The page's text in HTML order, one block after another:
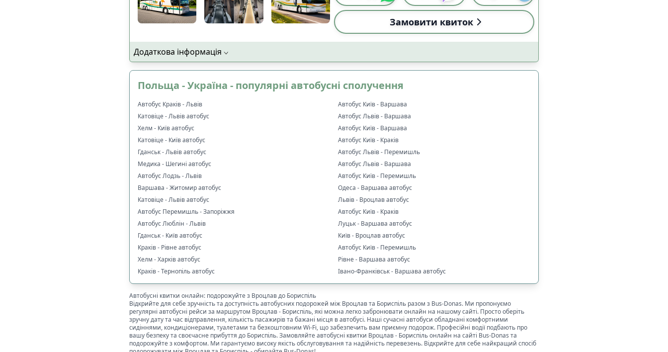
Замовити квиток
Додаткова інформація
Польща - Україна - популярні автобусні сполучення
Автобус Краків - Львів
Катовіце - Львів автобус
Хелм - Київ автобус
Катовіце - Київ автобус
Гданськ - Львів автобус
Медика - Шегині автобус
Автобус Лодзь - Львів
Варшава - Житомир автобус
Катовіце - Львів автобус
Автобус Перемишль - Запоріжжя
Автобус Люблін - Львів
Гданськ - Київ автобус
Краків - Рівне автобус
Хелм - Харків автобус
Краків - Тернопіль автобус
Автобус Київ - Варшава
Автобус Львів - Варшава
Автобус Київ - Варшава
Автобус Київ - Краків
Автобус Львів - Перемишль
Автобус Львів - Варшава
Автобус Київ - Перемишль
Одеса - Варшава автобус
Львів - Вроцлав автобус
Автобус Київ - Краків
Луцьк - Варшава автобус
Київ - Вроцлав автобус
Автобус Київ - Перемишль
Рівне - Варшава автобус
Івано-Франківськ - Варшава автобус
Автобусні квитки онлайн: подорожуйте з Вроцлавдо Бориспіль
Відкрийте для себе зручність та доступність автобусних подорожей між Вроцлавта Бориспіль разом з Bus-Donas. Ми пропонуємо
регулярні автобусні рейси за маршрутом Вроцлав- Бориспіль, які можна легко забронювати онлайн на нашому сайті. Просто оберіть
зручну дату та час відправлення, кількість пасажирів та бажані місця в автобусі. Наші сучасні автобуси обладнані комфортними
сидіннями, кондиціонерами, туалетами та безкоштовним Wi-Fi, що забезпечить вам приємну подорож. Професійні водії подбають про
вашу безпеку та своєчасне прибуття до Бориспіль. Замовляйте автобусні квитки Вроцлав- Бориспільонлайн на сайті Bus-Donas та
подорожуйте з комфортом. Ми гарантуємо високу якість обслуговування та надійність перевезень. Відкрийте для себе найкращий спосіб